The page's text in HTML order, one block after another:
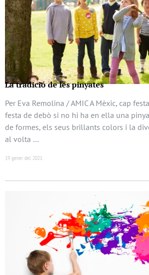
La tradició de les pinyates
Per Eva Remolina / AMIC A Mèxic, cap
festa de debò si no hi ha en ella una
de formes, els seus brillants colors i la
al volta …
19 gener del 2021